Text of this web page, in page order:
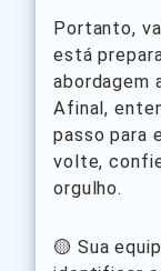
Portanto,
está
abordagem
Afinal,
passo para
volte,
orgulho.
🟡 Sua